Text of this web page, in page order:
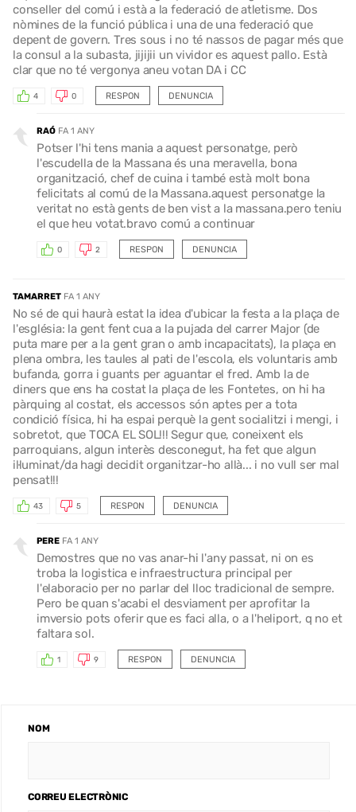
conseller del comú i està a la federació de atletisme. Dos
nòmines de la funció pública i una de una federació que
depent de govern. Tres sous i no té nassos de pagar més que
la consul a la subasta, jijijii un vividor es aquest pallo. Està
clar que no té vergonya aneu votan DA i CC
RESPON
4 0 DENUNCIA
RAÓ FA 1 ANY
Potser l'hi tens mania a aquest personatge, però
l'escudella de la Massana és una meravella, bona
organització, chef de cuina i també està molt bona
felicitats al comú de la Massana.aquest personatge la
veritat no està gents de ben vist a la massana.pero teniu
el que heu votat.bravo comú a continuar
RESPON
0 2 DENUNCIA
TAMARRET FA 1 ANY
No sé de qui haurà estat la idea d'ubicar la festa a la plaça de
l'església: la gent fent cua a la pujada del carrer Major (de
puta mare per a la gent gran o amb incapacitats), la plaça en
plena ombra, les taules al pati de l'escola, els voluntaris amb
bufanda, gorra i guants per aguantar el fred. Amb la de
diners que ens ha costat la plaça de les Fontetes, on hi ha
pàrquing al costat, els accessos són aptes per a tota
condició física, hi ha espai perquè la gent socialitzi i mengi, i
sobretot, que TOCA EL SOL!!! Segur que, coneixent els
parroquians, algun interès desconegut, ha fet que algun
il·luminat/da hagi decidit organitzar-ho allà... i no vull ser mal
pensat!!!
RESPON
43 5 DENUNCIA
PERE FA 1 ANY
Demostres que no vas anar-hi l'any passat, ni on es
troba la logistica e infraestructura principal per
l'elaboracio per no parlar del lloc tradicional de sempre.
Pero be quan s'acabi el desviament per aprofitar la
imversio pots oferir que es faci alla, o a l'heliport, q no et
faltara sol.
RESPON
1 9 DENUNCIA
NOM
CORREU ELECTRÒNIC